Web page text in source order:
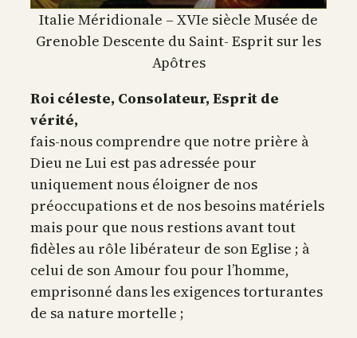
Italie Méridionale – XVIe siècle Musée de
Grenoble Descente du Saint- Esprit sur les
Apôtres
Roi céleste, Consolateur, Esprit de
vérité,
fais-nous comprendre que notre prière à
Dieu ne Lui est pas adressée pour
uniquement nous éloigner de nos
préoccupations et de nos besoins matériels
mais pour que nous restions avant tout
fidèles au rôle libérateur de son Eglise ; à
celui de son Amour fou pour l’homme,
emprisonné dans les exigences torturantes
de sa nature mortelle ;